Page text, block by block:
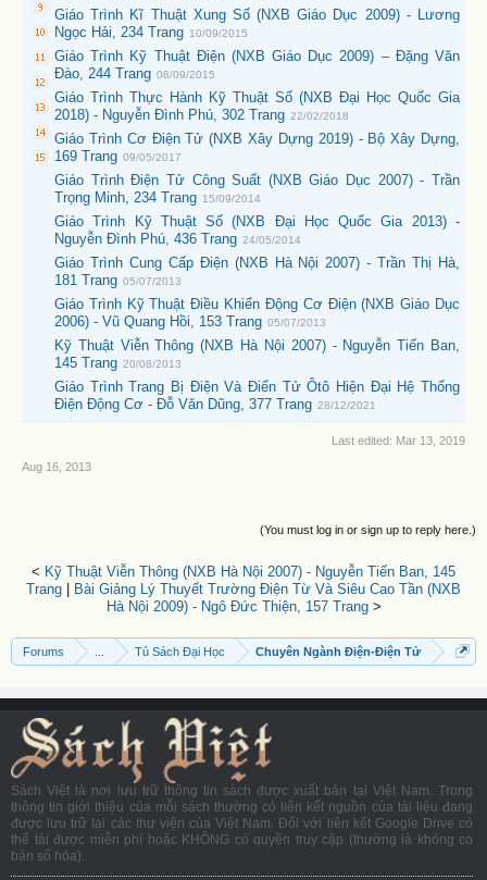
Giáo Trình Kĩ Thuật Xung Số (NXB Giáo Dục 2009) - Lương
Ngọc Hải, 234 Trang 10/09/2015
Giáo Trình Kỹ Thuật Điện (NXB Giáo Dục 2009) – Đặng Văn
Đào, 244 Trang 08/09/2015
Giáo Trình Thực Hành Kỹ Thuật Số (NXB Đại Học Quốc Gia
2018) - Nguyễn Đình Phú, 302 Trang 22/02/2018
Giáo Trình Cơ Điện Tử (NXB Xây Dựng 2019) - Bộ Xây Dựng,
169 Trang 09/05/2017
Giáo Trình Điện Tử Công Suất (NXB Giáo Dục 2007) - Trần
Trọng Minh, 234 Trang 15/09/2014
Giáo Trình Kỹ Thuật Số (NXB Đại Học Quốc Gia 2013) -
Nguyễn Đình Phú, 436 Trang 24/05/2014
Giáo Trình Cung Cấp Điện (NXB Hà Nội 2007) - Trần Thị Hà,
181 Trang 05/07/2013
Giáo Trình Kỹ Thuật Điều Khiển Động Cơ Điện (NXB Giáo Dục
2006) - Vũ Quang Hồi, 153 Trang 05/07/2013
Kỹ Thuật Viễn Thông (NXB Hà Nội 2007) - Nguyễn Tiến Ban,
145 Trang 20/08/2013
Giáo Trình Trang Bị Điện Và Điển Tử Ôtô Hiện Đại Hệ Thống
Điện Động Cơ - Đỗ Văn Dũng, 377 Trang 28/12/2021
Last edited: Mar 13, 2019
Aug 16, 2013
(You must log in or sign up to reply here.)
< Kỹ Thuật Viễn Thông (NXB Hà Nội 2007) - Nguyễn Tiến Ban, 145
Trang
Bài Giảng Lý Thuyết Trường Điện Từ Và Siêu Cao Tần (NXB
Hà Nội 2009) - Ngô Đức Thiện, 157 Trang>
Forums Tủ Sách Đại Học Chuyên Ngành Điện-Điện Tử
Sách Việt là nơi lưu trữ thông tin sách được xuất bản tại Việt Nam. Trong
thông tin giới thiệu của mỗi sách thường có liên kết nguồn của tài liệu đang
được lưu trữ tại các thư viện của Việt Nam. Đối với liên kết Google Drive có
thể tải được miễn phí hoặc KHÔNG có quyền truy cập (thường là không có
bản số hóa).